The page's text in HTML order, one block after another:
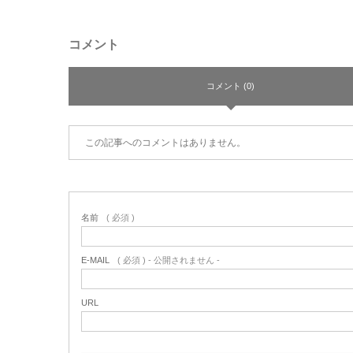
コメント
コメント (0)
この記事へのコメントはありません。
名前 ( 必須 )
E-MAIL ( 必須 ) - 公開されません -
URL